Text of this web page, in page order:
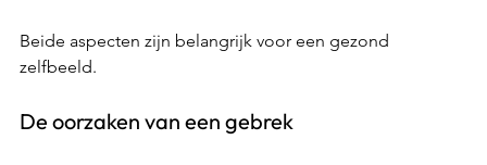
Beide aspecten zijn belangrijk voor een gezond
zelfbeeld.
De oorzaken van een gebrek